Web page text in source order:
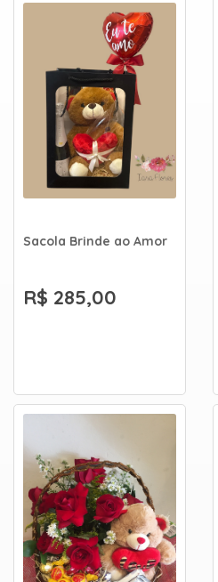
Sacola Brinde ao Amor
R$ 285,00